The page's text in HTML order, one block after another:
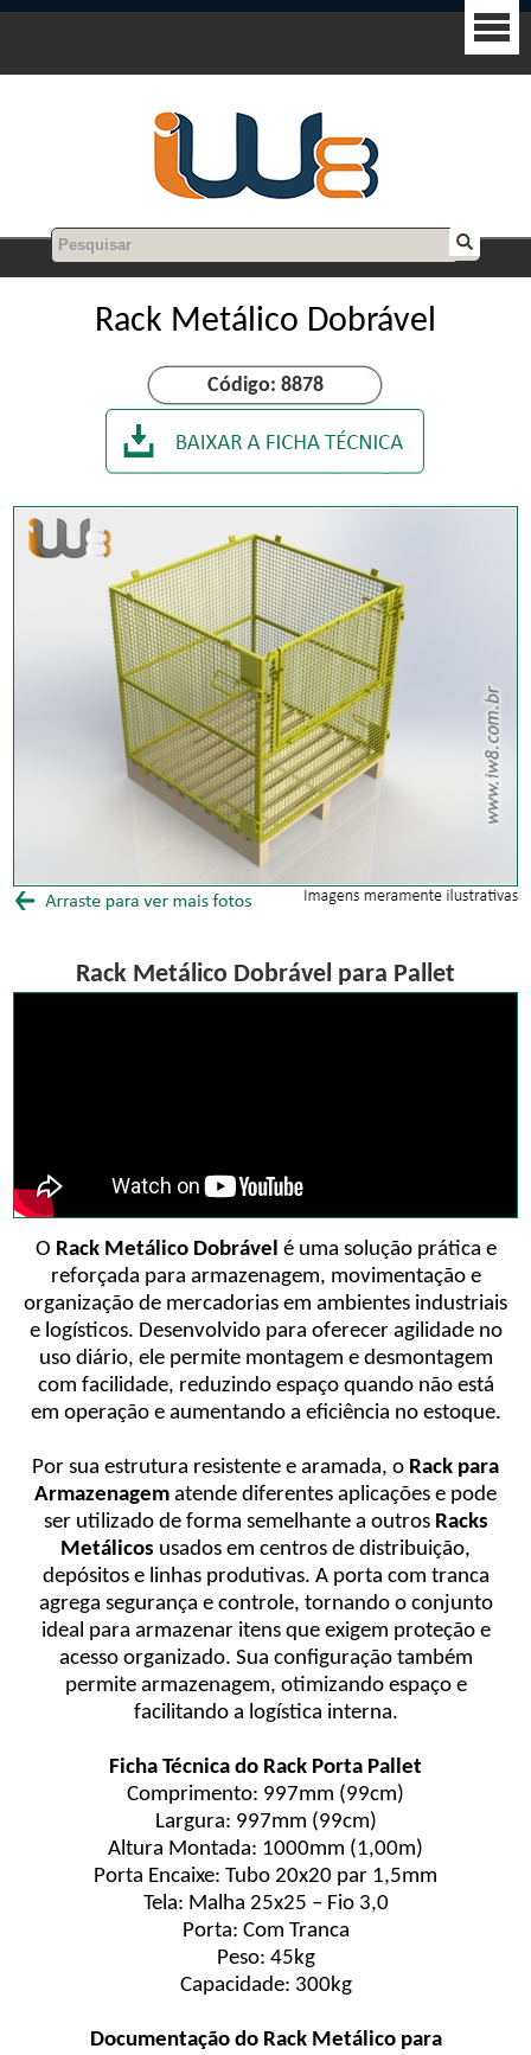
Rack Metálico Dobrável
Código: 8878
Rack Metálico Dobrável para Pallet
O Rack Metálico Dobrável é uma solução prática e
reforçada para armazenagem, movimentação e
organização de mercadorias em ambientes industriais
e logísticos. Desenvolvido para oferecer agilidade no
uso diário, ele permite montagem e desmontagem
com facilidade, reduzindo espaço quando não está
em operação e aumentando a eficiência no estoque.
Por sua estrutura resistente e aramada, o Rack para
Armazenagem atende diferentes aplicações e pode
ser utilizado de forma semelhante a outros Racks
Metálicos usados em centros de distribuição,
depósitos e linhas produtivas. A porta com tranca
agrega segurança e controle, tornando o conjunto
ideal para armazenar itens que exigem proteção e
acesso organizado. Sua configuração também
permite armazenagem, otimizando espaço e
facilitando a logística interna.
Ficha Técnica do Rack Porta Pallet
Comprimento: 997mm (99cm)
Largura: 997mm (99cm)
Altura Montada: 1000mm (1,00m)
Porta Encaixe: Tubo 20x20 par 1,5mm
Tela: Malha 25x25 – Fio 3,0
Porta: Com Tranca
Peso: 45kg
Capacidade: 300kg
Documentação do Rack Metálico para